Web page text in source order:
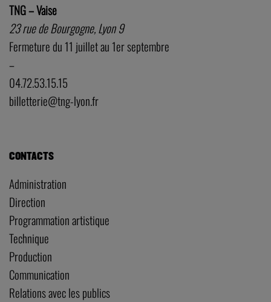
TNG – Vaise
23 rue de Bourgogne, Lyon 9
Fermeture du 11 juillet au 1er septembre
–
04.72.53.15.15
billetterie@tng-lyon.fr
CONTACTS
Administration
Direction
Programmation artistique
Technique
Production
Communication
Relations avec les publics